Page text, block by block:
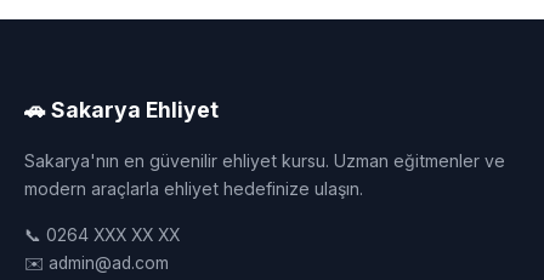
🚗 Sakarya Ehliyet
Sakarya'nın en güvenilir ehliyet kursu. Uzman eğitmenler ve
modern araçlarla ehliyet hedefinize ulaşın.
📞 0264 XXX XX XX
✉️ admin@ad.com